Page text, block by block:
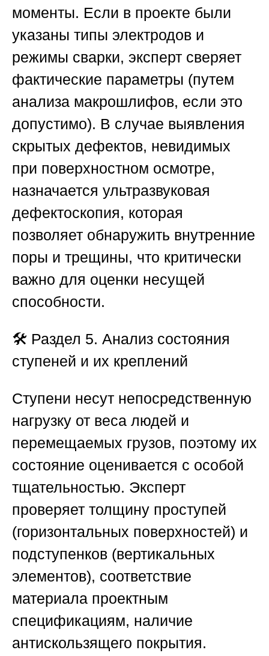
моменты. Если в проекте были
указаны типы электродов и
режимы сварки, эксперт сверяет
фактические параметры (путем
анализа макрошлифов, если это
допустимо). В случае выявления
скрытых дефектов, невидимых
при поверхностном осмотре,
назначается ультразвуковая
дефектоскопия, которая
позволяет обнаружить внутренние
поры и трещины, что критически
важно для оценки несущей
способности.
🛠️ Раздел 5. Анализ состояния
ступеней и их креплений
Ступени несут непосредственную
нагрузку от веса людей и
перемещаемых грузов, поэтому их
состояние оценивается с особой
тщательностью. Эксперт
проверяет толщину проступей
(горизонтальных поверхностей) и
подступенков (вертикальных
элементов), соответствие
материала проектным
спецификациям, наличие
антискользящего покрытия.